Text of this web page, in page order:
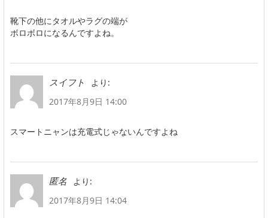
靴下の他にタオルやラグの端が
ボロボロになるんですよね。
スイフト
より:
2017年8月9日 14:00
スマートニャンは充電式じゃないんですよね
匿名
より:
2017年8月9日 14:04